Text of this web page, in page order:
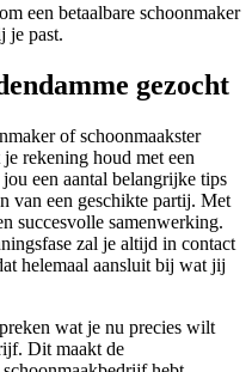
een betaalbare schoonmaker
je past.
gezocht
of schoonmaakster
rekening houd met een
een aantal belangrijke tips
van een geschikte partij. Met
succesvolle samenwerking.
zal je altijd in contact
helemaal aansluit bij wat jij
wat je nu precies wilt
Dit maakt de